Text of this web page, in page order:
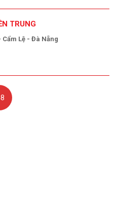
TRUNG
Lệ - Đà Nẵng